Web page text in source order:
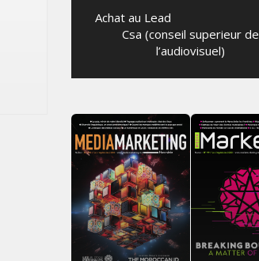
Achat au Lead
Csa (conseil superieur de
l’audiovisuel)